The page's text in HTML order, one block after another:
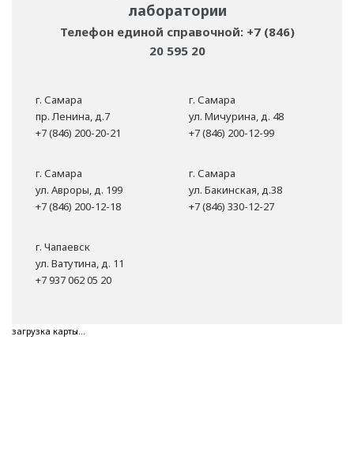
лаборатории
Телефон единой справочной: +7 (846)
20 595 20
г. Самара
пр. Ленина, д.7
+7 (846) 200-20-21
г. Самара
ул. Мичурина, д. 48
+7 (846) 200-12-99
г. Самара
ул. Авроры, д. 199
+7 (846) 200-12-18
г. Самара
ул. Бакинская, д.38
+7 (846) 330-12-27
г. Чапаевск
ул. Ватутина, д. 11
+7 937 062 05 20
загрузка карты...